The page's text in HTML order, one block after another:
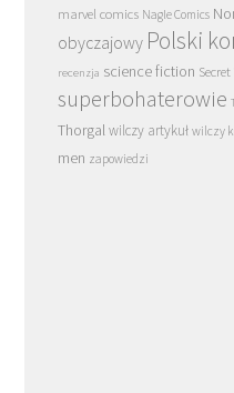
marvel comics Nagle Comics
obyczajowy Polski
recenzja science fiction
superbohaterowie
Thorgalwilczy artykuł wilczy
men zapowiedzi